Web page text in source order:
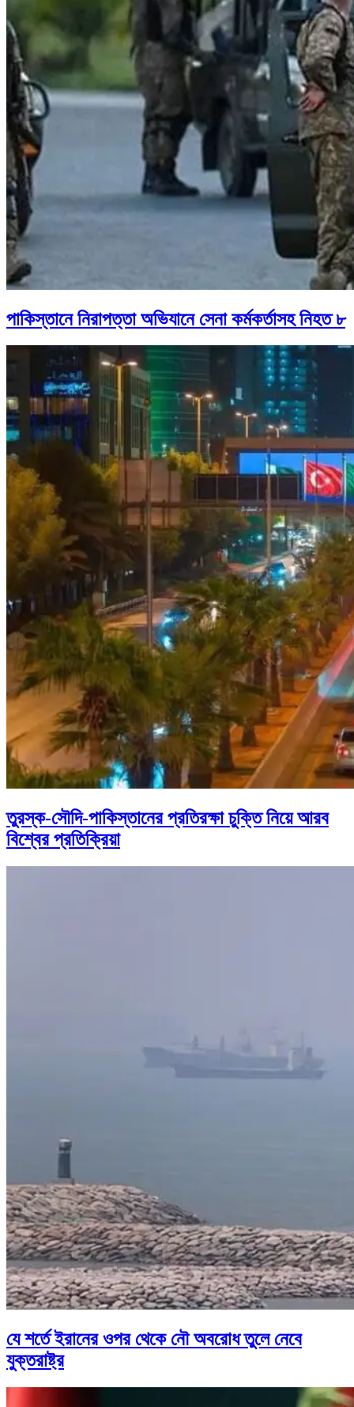
পাকিস্তানে নিরাপত্তা অভিযানে সেনা কর্মকর্তাসহ নিহত ৮
তুরস্ক-সৌদি-পাকিস্তানের প্রতিরক্ষা চুক্তি নিয়ে আরব
বিশ্বের প্রতিক্রিয়া
যে শর্তে ইরানের ওপর থেকে নৌ অবরোধ তুলে নেবে
যুক্তরাষ্ট্র